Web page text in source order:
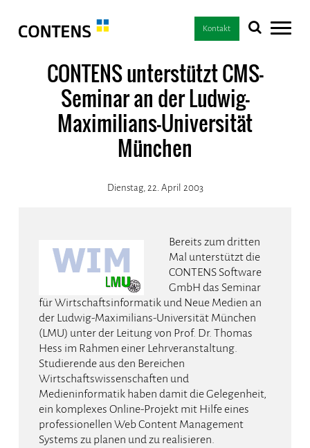
Kontakt
CONTENS unterstützt CMS-
Seminar an der Ludwig-
Maximilians-Universität
München
Dienstag, 22. April 2003
Bereits zum dritten
Mal unterstützt die
CONTENS Software
GmbH das Seminar
für Wirtschaftsinformatik und Neue Medien an
der Ludwig-Maximilians-Universität München
(LMU) unter der Leitung von Prof. Dr. Thomas
Hess im Rahmen einer Lehrveranstaltung.
Studierende aus den Bereichen
Wirtschaftswissenschaften und
Medieninformatik haben damit die Gelegenheit,
ein komplexes Online-Projekt mit Hilfe eines
professionellen Web Content Management
Systems zu planen und zu realisieren.